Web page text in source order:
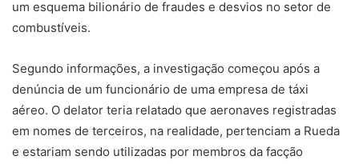
um esquema bilionário de fraudes e desvios no setor de
combustíveis.
Segundo informações, a investigação começou após a
denúncia de um funcionário de uma empresa de táxi
aéreo. O delator teria relatado que aeronaves registradas
em nomes de terceiros, na realidade, pertenciam a Rueda
e estariam sendo utilizadas por membros da facção